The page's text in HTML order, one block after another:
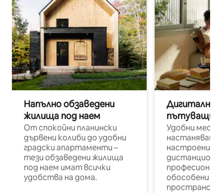
Напълно обзаведени
жилища под наем
От спокойни планински
дървени колиби до удобни
градски апартаменти –
тези обзаведени жилища
под наем имат всички
удобства на дома.
Дигитални
пътуващи
Удобни
настаняване
настроени и
обособени